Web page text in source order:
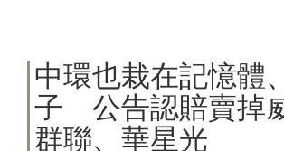
中環也栽在記憶體
子 公告認賠賣掉
群聯、華星光